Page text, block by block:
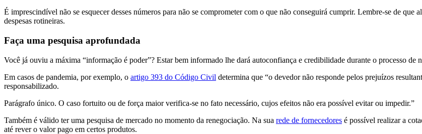
É imprescindível não se esquecer desses números para não se comprometer com o que não conseguirá cumprir. Lembre-se de que
despesas rotineiras.
Faça uma pesquisa aprofundada
Você já ouviu a máxima “informação é poder”? Estar bem informado lhe dará autoconfiança e credibilidade durante o processo de
Em casos de pandemia, por exemplo, o artigo 393 do Código Civil determina que “o devedor não responde pelos prejuízos
responsabilizado.
Parágrafo único. O caso fortuito ou de força maior verifica-se no fato necessário, cujos efeitos não era possível evitar ou impedir.”
Também é válido ter uma pesquisa de mercado no momento da renegociação. Na sua rede de fornecedores é possível realizar a
até rever o valor pago em certos produtos.